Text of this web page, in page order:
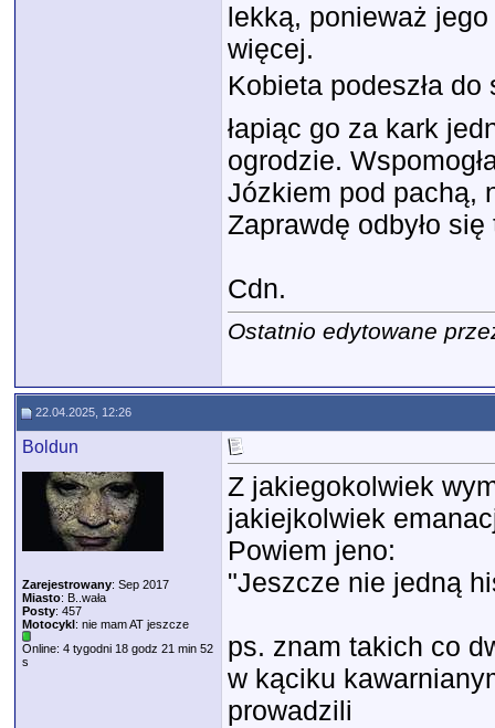
lekką, ponieważ
więcej.
Kobieta podeszła do
łapiąc go za kark
ogrodzie.
Józkiem pod pachą,
Zaprawdę odbyło
Cdn.
Ostatnio edytowane
22.04.2025, 12:26
Boldun
Zarejestrowany: Sep 2017
Miasto: B..wała
Posty: 457
Motocykl: nie mam AT jeszcze
Online: 4 tygodni 18 godz 21 min 52
s
Z jakiegokolwiek
jakiejkolwiek
Powiem jeno:
"Jeszcze nie jedną
ps. znam takich co
w kąciku
prowadzili